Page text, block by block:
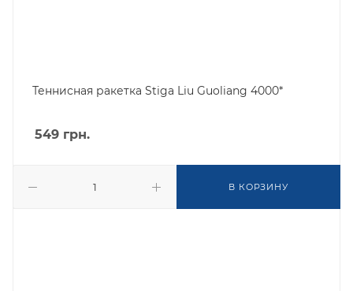
Теннисная ракетка Stiga Liu Guoliang 4000*
549 грн.
В КОРЗИНУ